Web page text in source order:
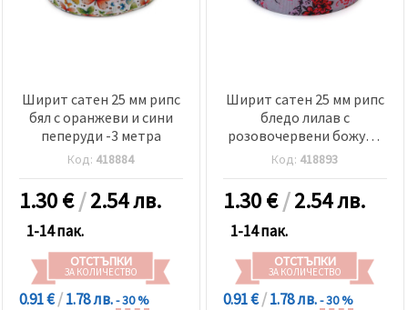
Ширит сатен 25 мм рипс
бял с оранжеви и сини
пеперуди -3 метра
Код: 418884
1.30€/2.54 лв.
1-14 пак.
ОТСТЪПКИ
ЗА КОЛИЧЕСТВО
0.91 €/1.78 лв.- 30 %
Ширит сатен 25 мм рипс
бледо лилав с
розовочервени божури
-3 метра
Код: 418893
1.30€/2.54 лв.
1-14 пак.
ОТСТЪПКИ
ЗА КОЛИЧЕСТВО
0.91 €/1.78 лв.- 30 %